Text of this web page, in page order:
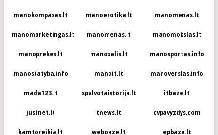
manokompasas.lt manoerotika.lt manomenas.lt
manomarketingas.lt manomenas.lt manomokslas.lt
manoprekes.lt manosalis.lt manosportas.info
manostatyba.info manoit.lt manoverslas.info
mada123.lt spalvotaistorija.lt itbaze.lt
justnet.lt tnews.lt cvpavyzdys.com
kamtoreikia.lt weboaze.lt epbaze.lt